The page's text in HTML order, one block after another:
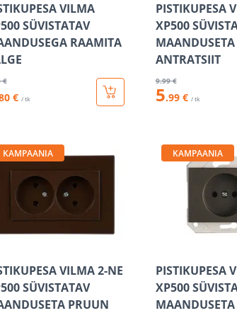
VILMA
SÜVISTATAV
RAAMITA
€
€ / tk
PISTIKUPESA
XP500
MAANDUSETA
ANTRATSIIT
9.99 €
5.99 € / tk
KAMPAANIA
VILMA 2-NE
SÜVISTATAV
PRUUN
KAMPAANIA
PISTIKUPESA
XP500